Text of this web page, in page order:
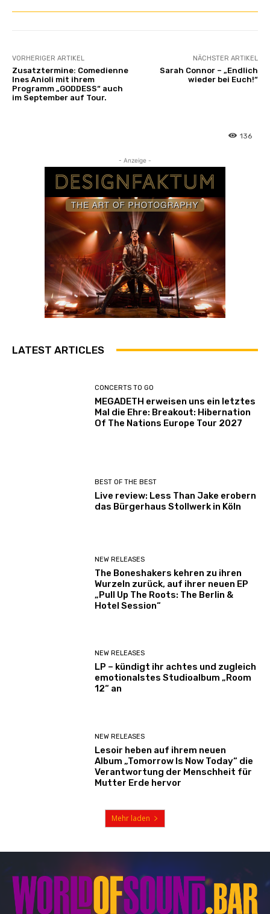
VORHERIGER ARTIKEL
Zusatztermine: Comedienne
Ines Anioli mit ihrem
Programm „GODDESS“ auch
im September auf Tour.
NÄCHSTER ARTIKEL
Sarah Connor – „Endlich
wieder bei Euch!“
136
- Anzeige -
LATEST ARTICLES
CONCERTS TO GO
MEGADETH erweisen uns ein letztes
Mal die Ehre: Breakout: Hibernation
Of The Nations Europe Tour 2027
BEST OF THE BEST
Live review: Less Than Jake erobern
das Bürgerhaus Stollwerk in Köln
NEW RELEASES
The Boneshakers kehren zu ihren
Wurzeln zurück, auf ihrer neuen EP
„Pull Up The Roots: The Berlin &
Hotel Session“
NEW RELEASES
LP – kündigt ihr achtes und zugleich
emotionalstes Studioalbum „Room
12“ an
NEW RELEASES
Lesoir heben auf ihrem neuen
Album „Tomorrow Is Now Today“ die
Verantwortung der Menschheit für
Mutter Erde hervor
Mehr laden